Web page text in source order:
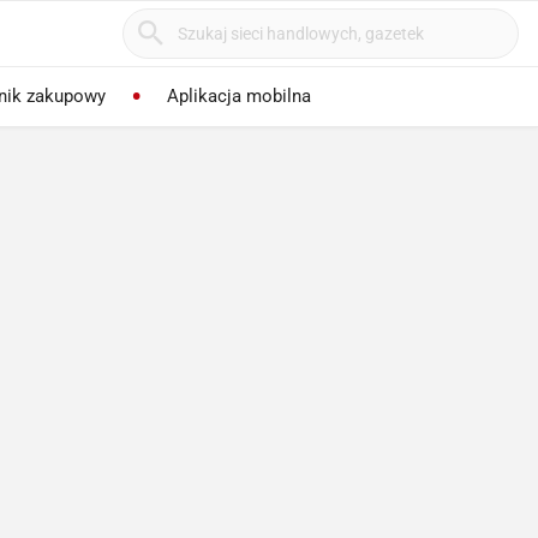
zakupowy Aplikacja mobilna